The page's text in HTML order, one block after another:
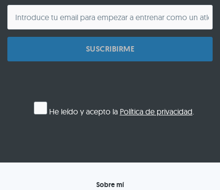
SUSCRIBIRME
He leído y acepto la Política de privacidad.
Sobre mí